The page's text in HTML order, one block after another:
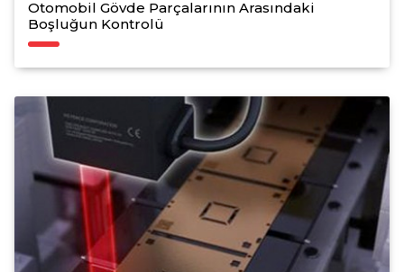
Otomobil Gövde Parçalarının Arasındaki
Boşluğun Kontrolü